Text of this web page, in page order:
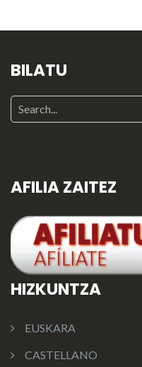
BILATU
AFILIA ZAITEZ
HIZKUNTZA
EUSKARA
CASTELLANO